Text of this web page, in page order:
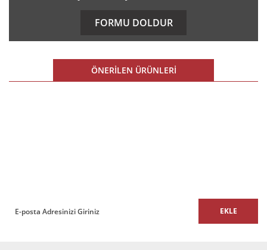
konularda yetersiz gördüğünüz noktaları öneri formunu
kullanarak tarafımıza iletebilirsiniz.
Ürün resmi kalitesiz, bozuk veya görüntülenemiyor.
Ürün açıklamasında eksik bilgiler bulunuyor.
FORMU DOLDUR
ÖNERİLEN ÜRÜNLERİ
Contra Tekli Ofis Kanepesi
EKLE